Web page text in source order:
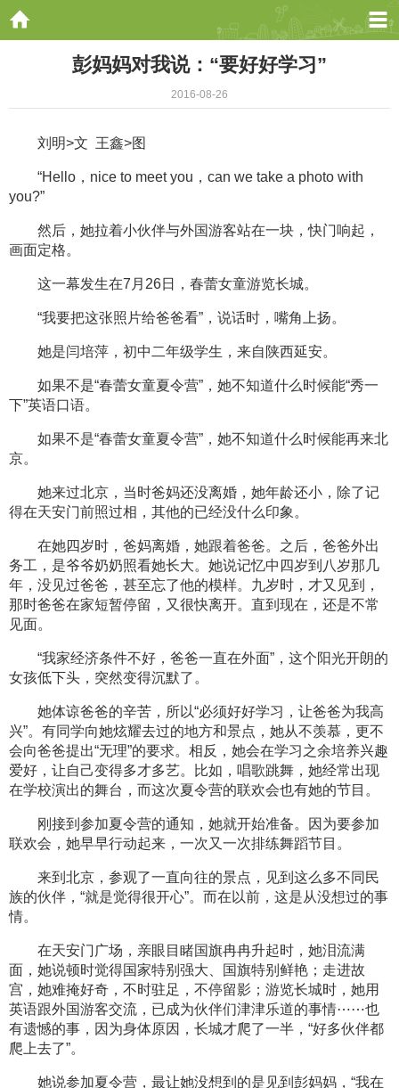
彭妈妈对我说：“要好好学习”
2016-08-26
刘明>文 王鑫>图
“Hello，nice to meet you，can we take a photo with
you?”
然后，她拉着小伙伴与外国游客站在一块，快门响起，
画面定格。
这一幕发生在7月26日，春蕾女童游览长城。
“我要把这张照片给爸爸看”，说话时，嘴角上扬。
她是闫培萍，初中二年级学生，来自陕西延安。
如果不是“春蕾女童夏令营”，她不知道什么时候能“秀一
下”英语口语。
如果不是“春蕾女童夏令营”，她不知道什么时候能再来北
京。
她来过北京，当时爸妈还没离婚，她年龄还小，除了记
得在天安门前照过相，其他的已经没什么印象。
在她四岁时，爸妈离婚，她跟着爸爸。之后，爸爸外出
务工，是爷爷奶奶照看她长大。她说记忆中四岁到八岁那几
年，没见过爸爸，甚至忘了他的模样。九岁时，才又见到，
那时爸爸在家短暂停留，又很快离开。直到现在，还是不常
见面。
“我家经济条件不好，爸爸一直在外面”，这个阳光开朗的
女孩低下头，突然变得沉默了。
她体谅爸爸的辛苦，所以“必须好好学习，让爸爸为我高
兴”。有同学向她炫耀去过的地方和景点，她从不羡慕，更不
会向爸爸提出“无理”的要求。相反，她会在学习之余培养兴趣
爱好，让自己变得多才多艺。比如，唱歌跳舞，她经常出现
在学校演出的舞台，而这次夏令营的联欢会也有她的节目。
刚接到参加夏令营的通知，她就开始准备。因为要参加
联欢会，她早早行动起来，一次又一次排练舞蹈节目。
来到北京，参观了一直向往的景点，见到这么多不同民
族的伙伴，“就是觉得很开心”。而在以前，这是从没想过的事
情。
在天安门广场，亲眼目睹国旗冉冉升起时，她泪流满
面，她说顿时觉得国家特别强大、国旗特别鲜艳；走进故
宫，她难掩好奇，不时驻足，不停留影；游览长城时，她用
英语跟外国游客交流，已成为伙伴们津津乐道的事情⋯⋯也
有遗憾的事，因为身体原因，长城才爬了一半，“好多伙伴都
爬上去了”。
她说参加夏令营，最让她没想到的是见到彭妈妈，“我在